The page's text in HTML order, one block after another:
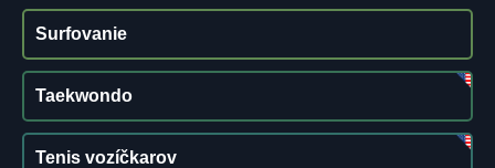
Surfovanie
Taekwondo
Tenis vozíčkarov